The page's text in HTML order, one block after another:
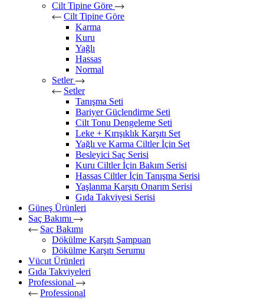
Cilt Tipine Göre
Cilt Tipine Göre
Karma
Kuru
Yağlı
Hassas
Normal
Setler
Setler
Tanışma Seti
Bariyer Güçlendirme Seti
Cilt Tonu Dengeleme Seti
Leke + Kırışıklık Karşıtı Set
Yağlı ve Karma Ciltler İçin Set
Besleyici Saç Serisi
Kuru Ciltler İçin Bakım Serisi
Hassas Ciltler İçin Tanışma Serisi
Yaşlanma Karşıtı Onarım Serisi
Gıda Takviyesi Serisi
Güneş Ürünleri
Saç Bakımı
Saç Bakımı
Dökülme Karşıtı Şampuan
Dökülme Karşıtı Serumu
Vücut Ürünleri
Gıda Takviyeleri
Professional
Professional